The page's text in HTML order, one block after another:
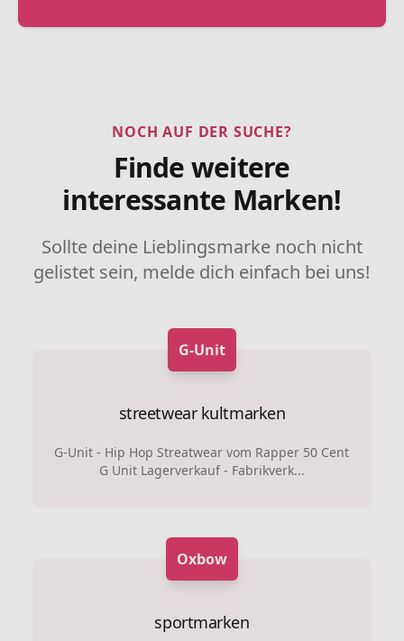
NOCH AUF DER SUCHE?
Finde weitere
interessante Marken!
Sollte deine Lieblingsmarke noch nicht
gelistet sein, melde dich einfach bei uns!
G-Unit
streetwear kultmarken
G-Unit - Hip Hop Streatwear vom Rapper 50 Cent
G Unit Lagerverkauf - Fabrikverk...
Oxbow
sportmarken